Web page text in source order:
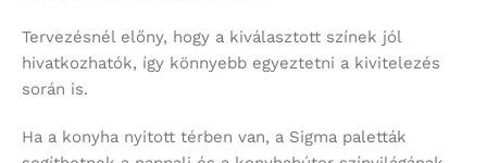
Tervezésnél előny, hogy a kiválasztott színek jól
hivatkozhatók, így könnyebb egyeztetni a kivitelezés
során is.
Ha a konyha nyitott térben van, a Sigma paletták